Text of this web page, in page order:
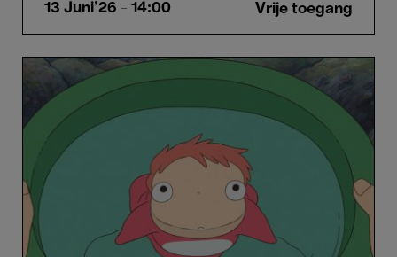
13 Juni'26 - 14:00 Vrije toegang
Ponyo
Hayao
Miyazaki